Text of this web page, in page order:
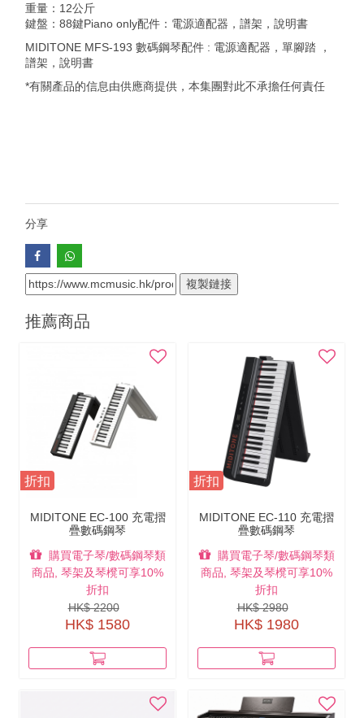
重量：12公斤
鍵盤：88鍵Piano only配件：電源適配器，譜架，說明書
MIDITONE MFS-193 數碼鋼琴配件 : 電源適配器，單腳踏 ，
譜架，說明書
*有關產品的信息由供應商提供，本集團對此不承擔任何責任
分享
複製鏈接
推薦商品
折扣
MIDITONE EC-100 充電摺
疊數碼鋼琴
購買電子琴/數碼鋼琴類
商品, 琴架及琴櫈可享10%
折扣
HK$ 2200
HK$ 1580
折扣
MIDITONE EC-110 充電摺
疊數碼鋼琴
購買電子琴/數碼鋼琴類
商品, 琴架及琴櫈可享10%
折扣
HK$ 2980
HK$ 1980